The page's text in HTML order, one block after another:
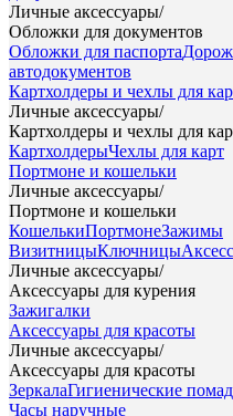
Личные аксессуары/
Обложки для документов
Обложки для паспорта
автодокументов
Картхолдеры и чехлы для
Личные аксессуары/
Картхолдеры и чехлы для
КартхолдерыЧехлы для карт
Портмоне и кошельки
Личные аксессуары/
Портмоне и кошельки
КошелькиПортмонеЗажимы
ВизитницыКлючницы
Личные аксессуары/
Аксессуары для курения
Зажигалки
Аксессуары для красоты
Личные аксессуары/
Аксессуары для красоты
ЗеркалаГигиенические
Часы наручные